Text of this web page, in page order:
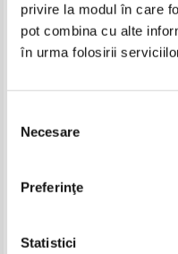
privire la modul în care
pot combina cu alte
în urma folosirii
consimțământului
Necesare
Preferinţe
Statistici
Pret: 10,00Lei 7,00 Lei
Adaugă în coș